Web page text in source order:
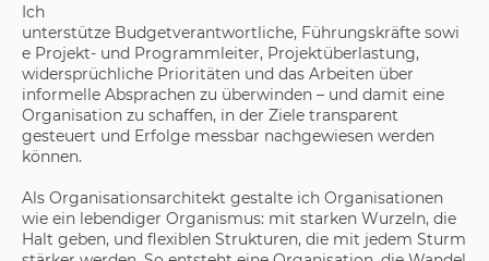
Ich
unterstütze Budgetverantwortliche, Führungskräfte sowi
e Projekt- und Programmleiter, Projektüberlastung,
widersprüchliche Prioritäten und das Arbeiten über
informelle Absprachen zu überwinden – und damit eine
Organisation zu schaffen, in der Ziele transparent
gesteuert und Erfolge messbar nachgewiesen werden
können.
Als Organisationsarchitekt gestalte ich Organisationen
wie ein lebendiger Organismus: mit starken Wurzeln, die
Halt geben, und flexiblen Strukturen, die mit jedem Sturm